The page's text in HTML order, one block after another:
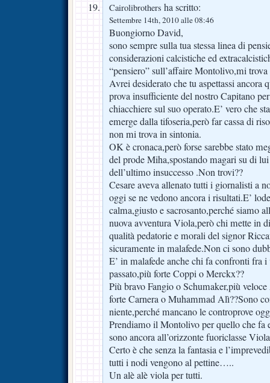
Cairolibrothers ha scritto:
Settembre 14th, 2010 alle 08:46
Buongiorno David,
sono sempre sulla tua stessa linea di
considerazioni calcistiche ed
“pensiero” sull’affaire Montolivo,mi
Avrei desiderato che tu aspettassi ancora
prova insufficiente del nostro Capitano
chiacchiere sul suo operato.E’ vero che
emerge dalla tifoseria,però far cassa di
non mi trova in sintonia.
OK è cronaca,però forse sarebbe stato
del prode Miha,spostando magari su di
dell’ultimo insuccesso .Non trovi??
Cesare aveva allenato tutti i giornalisti a
oggi se ne vedono ancora i risultati.E’
calma,giusto e sacrosanto,perché siamo
nuova avventura Viola,però chi mette in
qualità pedatorie e morali del signor
sicuramente in malafede.Non ci sono
E’ in malafede anche chi fa confronti fra
passato,più forte Coppi o Merckx??
Più bravo Fangio o Schumaker,più
forte Carnera o Muhammad Alì??Sono
niente,perché mancano le controprove
Prendiamo il Montolivo per quello che fa
sono ancora all’orizzonte fuoriclasse
Certo è che senza la fantasia e
tutti i nodi vengono al pettine…..
Un alè alè viola per tutti.